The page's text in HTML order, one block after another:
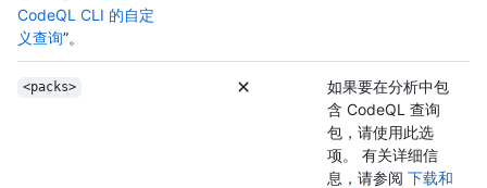
CodeQL CLI 的自定
义查询”。
<packs>
如果要在分析中包
含 CodeQL 查询
包，请使用此选
项。 有关详细信
息，请参阅 下载和